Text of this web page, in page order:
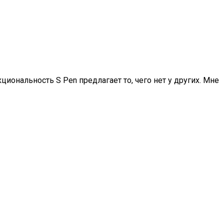
S Pen предлагает то, чего нет у других. Мне